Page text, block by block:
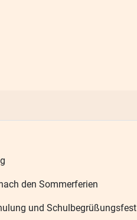
den Sommerferien
und Schulbegrüßungsfest